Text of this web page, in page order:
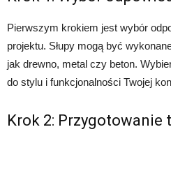
Pierwszym krokiem jest wybór
projektu. Słupy mogą być
jak drewno, metal czy beton.
do stylu i funkcjonalności Twojej
Krok 2: Przygotowanie